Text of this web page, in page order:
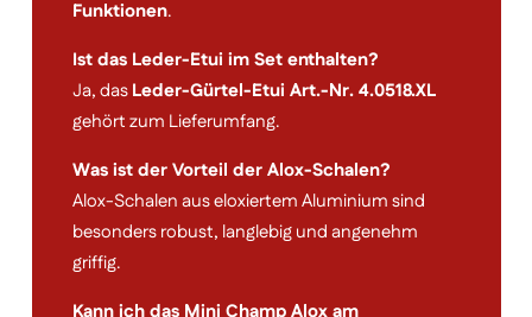
Funktionen.
Ist das Leder-Etui im Set enthalten?
Ja, dasLeder-Gürtel-Etui Art.-Nr. 4.0518.XL
gehört zum Lieferumfang.
Was ist der Vorteil der Alox-Schalen?
Alox-Schalen aus eloxiertem Aluminium sind
besonders robust, langlebig und angenehm
griffig.
Kann ich das Mini Champ Alox am